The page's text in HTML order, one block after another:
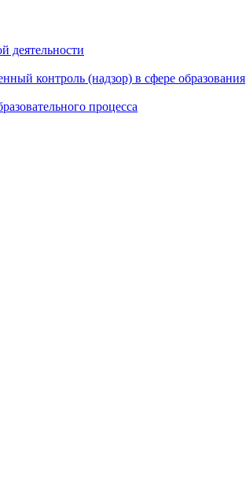
деятельности
контроль (надзор) в сфере образования
процесса